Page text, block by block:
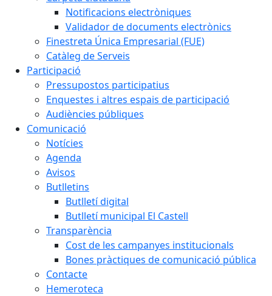
Notificacions electròniques
Validador de documents electrònics
Finestreta Única Empresarial (FUE)
Catàleg de Serveis
Participació
Pressupostos participatius
Enquestes i altres espais de participació
Audiències públiques
Comunicació
Notícies
Agenda
Avisos
Butlletins
Butlletí digital
Butlletí municipal El Castell
Transparència
Cost de les campanyes institucionals
Bones pràctiques de comunicació pública
Contacte
Hemeroteca